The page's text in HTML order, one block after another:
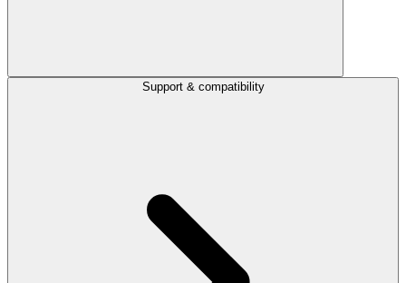
Support & compatibility